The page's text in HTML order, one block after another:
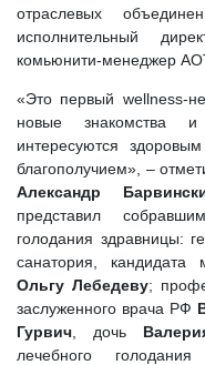
отраслевых
исполнительный
комьюнити-менеджер
«Это первый wellness-
новые знакомства
интересуются
благополучием», –
Александр
представил
голодания здравницы:
санатория, кандидата
Ольгу Лебедеву;
заслуженного врача РФ
Гурвич , дочь
лечебного